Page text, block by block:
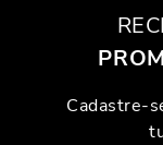
Cadastre-